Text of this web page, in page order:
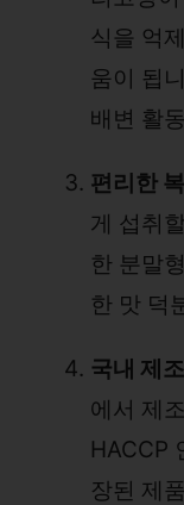
식을 억
움이 됩
배변 활
편리한
게 섭취
한 분말
한 맛 덕
국내 제
에서 제
HACCP
장된 제